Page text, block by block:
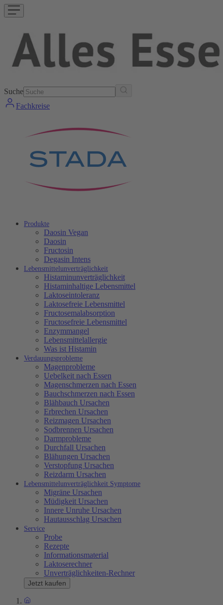
Suche
Fachkreise
Produkte
Daosin Vegan
Daosin
Fructosin
Degasin Intens
Lebensmittelunverträglichkeit
Histaminunverträglichkeit
Histaminhaltige Lebensmittel
Laktoseintoleranz
Laktosefreie Lebensmittel
Fructosemalabsorption
Fructosefreie Lebensmittel
Enzymmangel
Lebensmittelallergie
Was ist Histamin
Verdauungsprobleme
Magenprobleme
Uebelkeit nach Essen
Magenschmerzen nach Essen
Bauchschmerzen nach Essen
Blähbauch Ursachen
Erbrechen Ursachen
Reizmagen Ursachen
Sodbrennen Ursachen
Darmprobleme
Durchfall Ursachen
Blähungen Ursachen
Verstopfung Ursachen
Reizdarm Ursachen
Lebensmittelunverträglichkeit Symptome
Migräne Ursachen
Müdigkeit Ursachen
Innere Unruhe Ursachen
Hautausschlag Ursachen
Service
Probe
Rezepte
Informationsmaterial
Laktoserechner
Unverträglichkeiten-Rechner
Jetzt kaufen